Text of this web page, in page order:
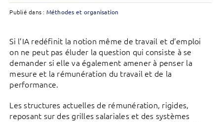
Publié dans : Méthodes et organisation
Si l’IA redéfinit la notion même de travail et d’emploi
on ne peut pas éluder la question qui consiste à se
demander si elle va également amener à penser la
mesure et la rémunération du travail et de la
performance.
Les structures actuelles de rémunération, rigides,
reposant sur des grilles salariales et des systèmes